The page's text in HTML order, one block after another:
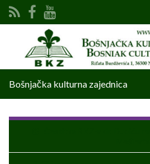
Bošnjačka kulturna zajednica